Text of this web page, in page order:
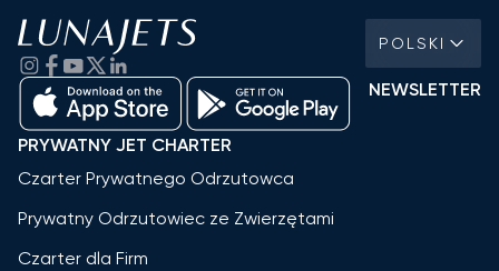
POLSKI
NEWSLETTER
PRYWATNY JET CHARTER
Czarter Prywatnego Odrzutowca
Prywatny Odrzutowiec ze Zwierzętami
Czarter dla Firm